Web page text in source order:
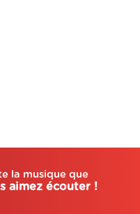
la musique que
aimez écouter !